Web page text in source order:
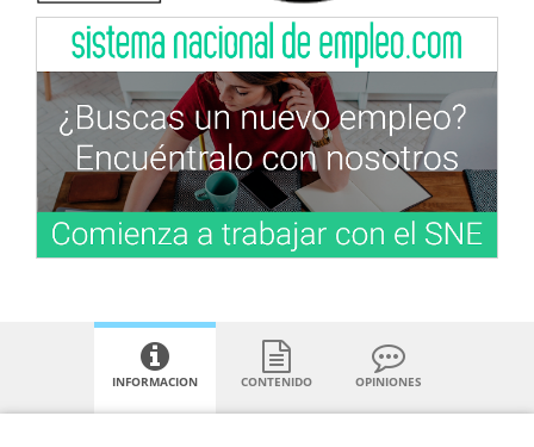
INFORMACION CONTENIDO OPINIONES